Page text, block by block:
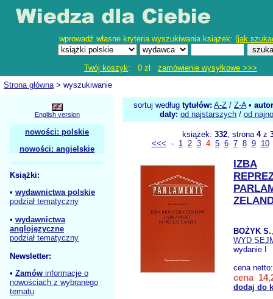
wprowadź własne kryteria wyszukiwania książek: (jak
Twój koszyk: 0 zł zamówienie wysyłkowe >>>
Strona główna> wyszukiwanie
English version
nowości: polskie
nowości: angielskie
Książki:
• wydawnictwa polskie
podział tematyczny
• wydawnictwa
anglojęzyczne
podział tematyczny
Newsletter:
• Zamów informacje o
nowościach z wybranego
tematu
sortuj według tytułów: A-Z / Z-A•
daty: od najstarszych / od
książek: 332, strona 4z
<<< - 1 2 3 4 5 6 7 8 9 10
IZBA
BOŻYK S.
WYD
wydanie I
cena
cena
dodaj do